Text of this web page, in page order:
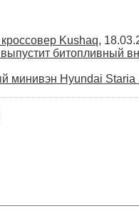
Kushaq,
битопливный
минивэн Hyundai Staria